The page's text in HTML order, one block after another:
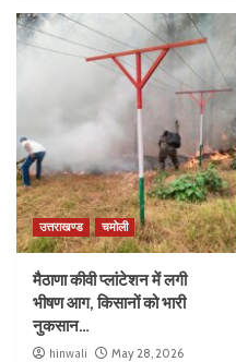
उत्तराखण्ड चमोली
मैठाणा कीवी प्लांटेशन में लगी
भीषण आग, किसानों को भारी
नुकसान…
hinwali May 28, 2026